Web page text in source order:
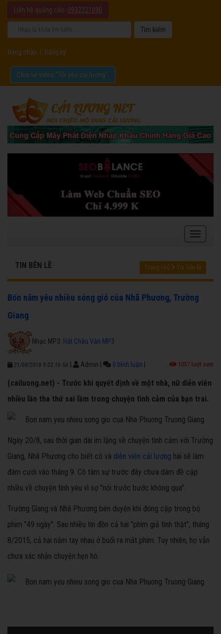
Liên hệ quảng cáo: 0932221090
Đăng nhập Đăng ký
Chia sẻ video "Tôi yêu cải lương".
TIN BÊN LỀ Trang chủ Tin bên lề
Bốn năm yêu nhiều sóng gió của Nhã Phương, Trường
Giang
Nhạc MP3: Hát Chầu Văn MP3
21/08/2018 9:02:16 SA Admin 0 bình luận 1037 lượt xem
(cailuong.net) - Trước khi quyết định về một nhà, nữ diễn viên
nhiều lần tha thứ sai lầm trong chuyện tình cảm của bạn trai.
Ngày 20/8, sau thời gian dài im lặng về chuyện tình cảm với Trường
Giang, Nhã Phương cho biết cô và diễn viên cải lương hài sẽ làm
đám cưới vào tháng 9. Cô tâm sự trước đây chưa dám đề cập
nhiều về chuyện tình yêu vì sợ "nói trước bước không qua".
Trường Giang và Nhã Phương bén duyên khi đóng cặp trong bộ
phim "49 ngày". Sau nhiều tin đồn cả hai "phim giả tình thật", tháng
8/2015, cả hai nắm tay nhau ở buổi ra mắt phim. Tuy nhiên, họ vẫn
chưa xác nhận chuyện hẹn hò.